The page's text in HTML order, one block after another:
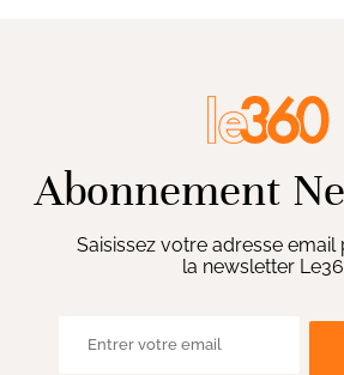
Abonnement
Saisissez votre adresse
la newsletter